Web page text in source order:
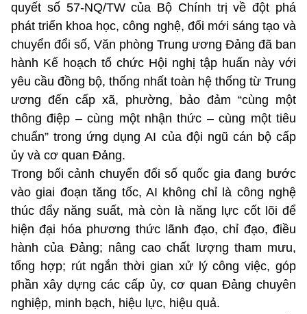
quyết số 57-NQ/TW của Bộ Chính trị về đột phá
phát triển khoa học, công nghệ, đổi mới sáng tạo và
chuyển đổi số, Văn phòng Trung ương Đảng đã ban
hành Kế hoạch tổ chức Hội nghị tập huấn này với
yêu cầu đồng bộ, thống nhất toàn hệ thống từ Trung
ương đến cấp xã, phường, bảo đảm “cùng một
thông điệp – cùng một nhận thức – cùng một tiêu
chuẩn” trong ứng dụng AI của đội ngũ cán bộ cấp
ủy và cơ quan Đảng.
Trong bối cảnh chuyển đổi số quốc gia đang bước
vào giai đoạn tăng tốc, AI không chỉ là công nghệ
thúc đẩy năng suất, mà còn là năng lực cốt lõi để
hiện đại hóa phương thức lãnh đạo, chỉ đạo, điều
hành của Đảng; nâng cao chất lượng tham mưu,
tổng hợp; rút ngắn thời gian xử lý công việc, góp
phần xây dựng các cấp ủy, cơ quan Đảng chuyên
nghiệp, minh bạch, hiệu lực, hiệu quả.